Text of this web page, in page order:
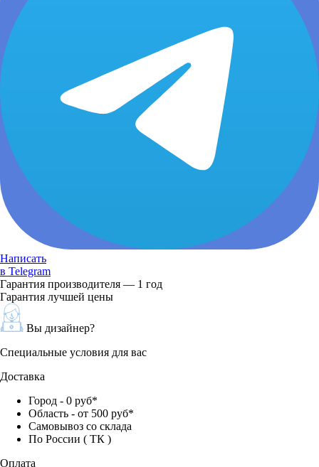
Написать
в Telegram
Гарантия производителя — 1 год
Гарантия лучшей цены
Вы дизайнер?
Специальные условия для вас
Доставка
Город - 0 руб*
Область - от 500 руб*
Самовывоз со склада
По России ( ТК )
Оплата